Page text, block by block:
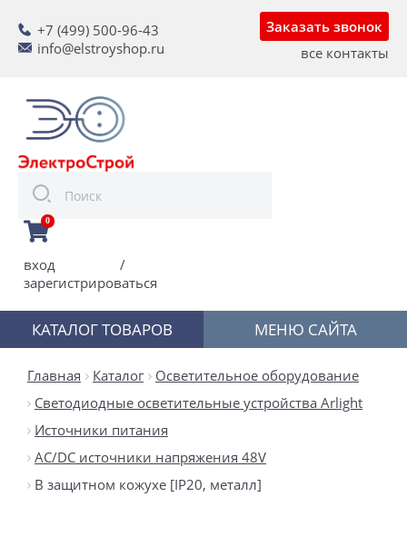
+7 (499) 500-96-43
info@elstroyshop.ru
Заказать звонок
все контакты
0
вход
/
зарегистрироваться
КАТАЛОГ ТОВАРОВ МЕНЮ САЙТА
Главная Каталог
Осветительное оборудование
Светодиодные осветительные устройства Arlight
Источники питания
AC/DC источники напряжения 48V
В защитном кожухе [IP20, металл]